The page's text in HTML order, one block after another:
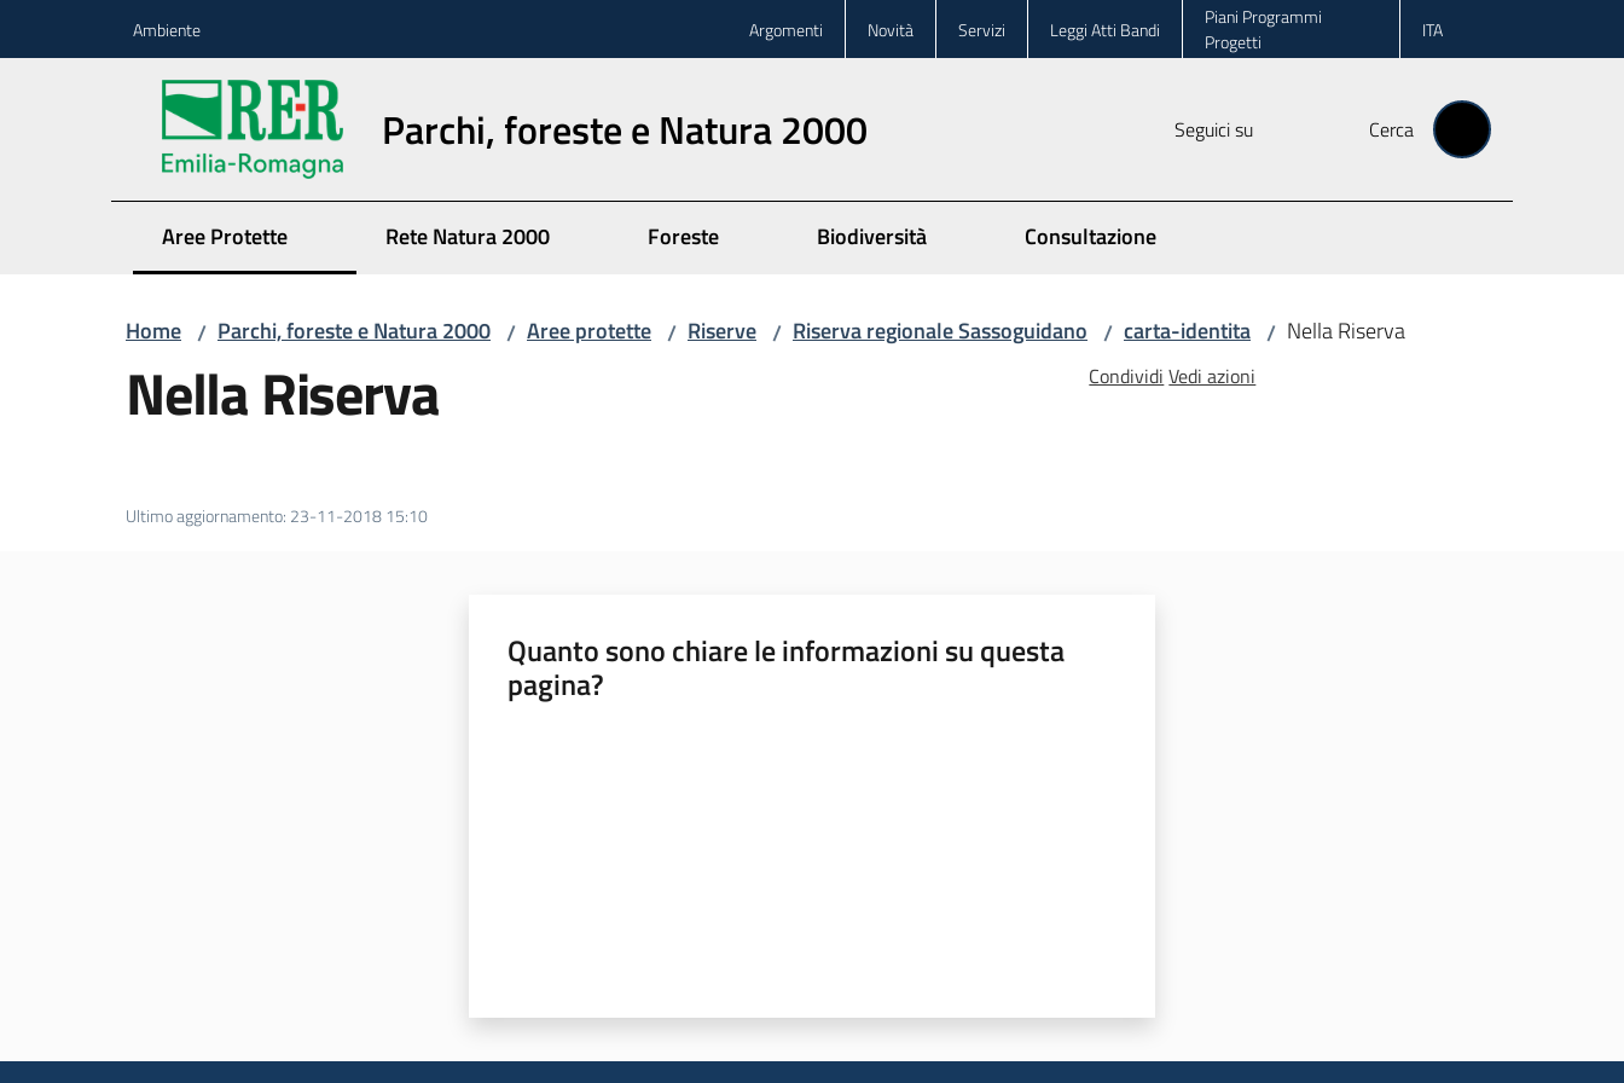
Ambiente Argomenti Novità Servizi Leggi Atti Bandi
Piani Programmi
Progetti
ITA
Parchi, foreste e Natura 2000 Seguici su Cerca
Aree Protette Rete Natura 2000 Foreste Biodiversità Consultazione
Home / Parchi, foreste e Natura 2000 / Aree protette / Riserve / Riserva regionale Sassoguidano / carta-identita / Nella Riserva
Nella Riserva Condividi Vedi azioni
Ultimo aggiornamento: 23-11-2018 15:10
Quanto sono chiare le informazioni su questa
pagina?